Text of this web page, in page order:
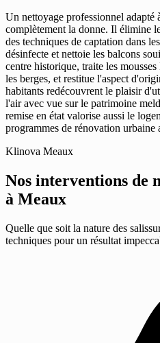
Un nettoyage professionnel adapté
complètement la donne. Il élimine
des techniques de captation dans
désinfecte et nettoie les balcons
centre historique, traite les
les berges, et restitue l'aspect
habitants redécouvrent le plaisir
l'air avec vue sur le patrimoine
remise en état valorise aussi le
programmes de rénovation urbaine
Klinova Meaux
Nos interventions de
à Meaux
Quelle que soit la nature des
techniques pour un résultat